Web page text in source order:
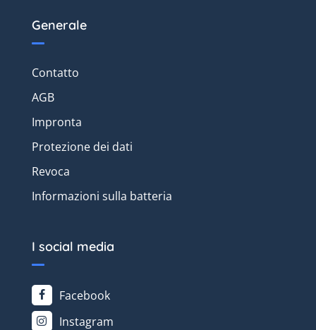
Generale
Contatto
AGB
Impronta
Protezione dei dati
Revoca
Informazioni sulla batteria
I social media
Facebook
Instagram